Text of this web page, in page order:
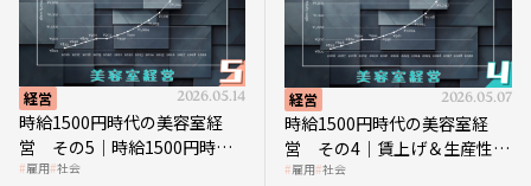
経営 2026.05.14
時給1500円時代の美容室経
営 その5｜時給1500円時代
の到来は美容業の収益構造を
雇用 社会
経営 2026.05.07
時給1500円時代の美容室経
営 その4｜賃上げ＆生産性向
上につなげる賢い助成金活用
雇用 社会